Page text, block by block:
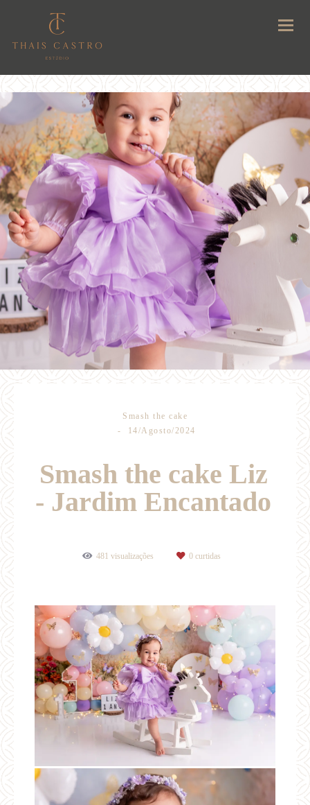
Smash the cake
14/Agosto/2024
Smash the cake Liz
- Jardim Encantado
481 visualizações 0 curtidas